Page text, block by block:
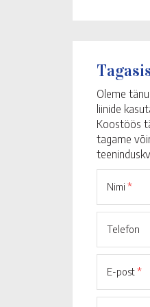
Oleme
liinide
Koostöös
tagame
Nimi *
Telefon
E-post*